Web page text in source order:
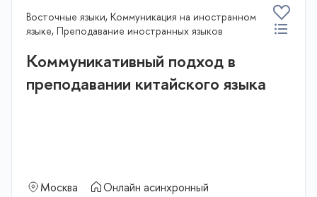
Восточные языки, Коммуникация на иностранном
языке, Преподавание иностранных языков
Коммуникативный подход в
преподавании китайского языка
Москва
Онлайн асинхронный